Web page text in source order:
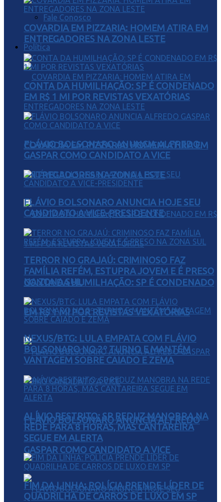
Fale Conosco
Política
COVARDIA EM PIZZARIA: HOMEM ATIRA EM
ENTREGADORES NA ZONA LESTE
CONTA DA HUMILHAÇÃO: SP É CONDENADO
EM R$ 1 MI POR REVISTAS VEXATÓRIAS
FLÁVIO BOLSONARO ANUNCIA ALFREDO
GASPAR COMO CANDIDATO A VICE
COVARDIA EM PIZZARIA: HOMEM ATIRA EM
ENTREGADORES NA ZONA LESTE
CONTA DA HUMILHAÇÃO: SP É CONDENADO
EM R$ 1 MI POR REVISTAS VEXATÓRIAS
FLÁVIO BOLSONARO ANUNCIA ALFREDO
GASPAR COMO CANDIDATO A VICE
FLÁVIO BOLSONARO ANUNCIA HOJE SEU
CANDIDATO A VICE-PRESIDENTE
TERROR NO GRAJAÚ: CRIMINOSO FAZ
FAMÍLIA REFÉM, ESTUPRA JOVEM E É PRESO
NA ZONA SUL
NEXUS/BTG: LULA EMPATA COM FLÁVIO
BOLSONARO NO 2º TURNO E MANTÉM
VANTAGEM SOBRE CAIADO E ZEMA
ALÍVIO RESTRITO: SP REDUZ MANOBRA NA
REDE PARA 8 HORAS, MAS CANTAREIRA
SEGUE EM ALERTA
FIM DA LINHA: POLÍCIA PRENDE LÍDER DE
QUADRILHA DE CARROS DE LUXO EM SP